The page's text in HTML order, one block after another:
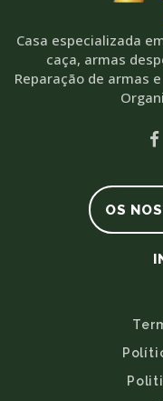
Casa especializada
caça, armas
Reparação de armas
OS